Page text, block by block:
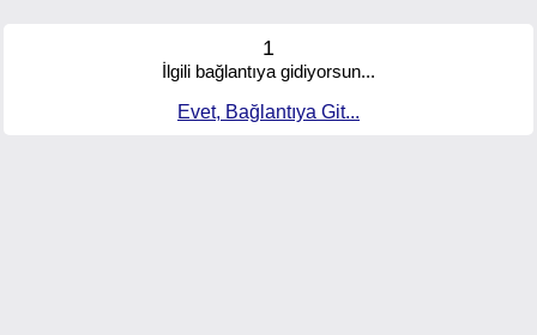
1
İlgili bağlantıya gidiyorsun...
Evet, Bağlantıya Git...